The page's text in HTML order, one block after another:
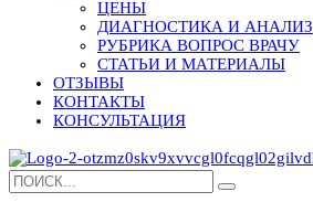
ЦЕНЫ
ДИАГНОСТИКА И АНАЛИЗ
РУБРИКА ВОПРОС ВРАЧУ
СТАТЬИ И МАТЕРИАЛЫ
ОТЗЫВЫ
КОНТАКТЫ
КОНСУЛЬТАЦИЯ